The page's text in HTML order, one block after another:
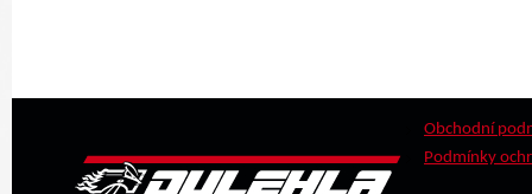
Obchodní
Podmínky